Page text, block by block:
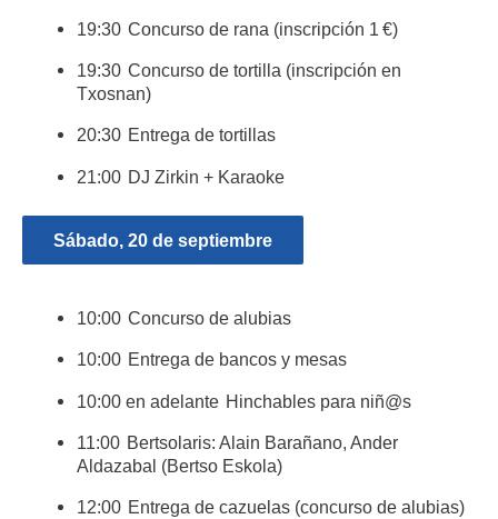
19:30 Concurso de rana (inscripción 1 €)
19:30 Concurso de tortilla (inscripción en
Txosnan)
20:30 Entrega de tortillas
21:00 DJ Zirkin + Karaoke
Sábado, 20 de septiembre
10:00 Concurso de alubias
10:00 Entrega de bancos y mesas
10:00 en adelante Hinchables para niñ@s
11:00 Bertsolaris: Alain Barañano, Ander
Aldazabal (Bertso Eskola)
12:00 Entrega de cazuelas (concurso de alubias)